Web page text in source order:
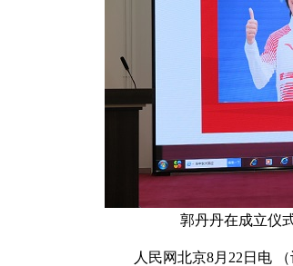
郭丹丹在成立仪
人民网北京8月22日电